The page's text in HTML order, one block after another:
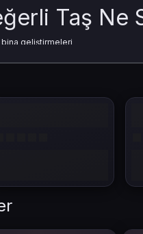
Taş Ne
geliştirmeleri
açmak